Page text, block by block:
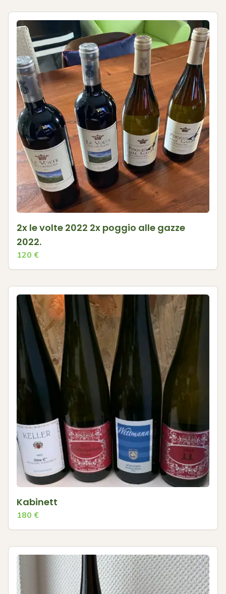
2x le volte 2022 2x poggio alle gazze
2022.
120 €
Kabinett
180 €